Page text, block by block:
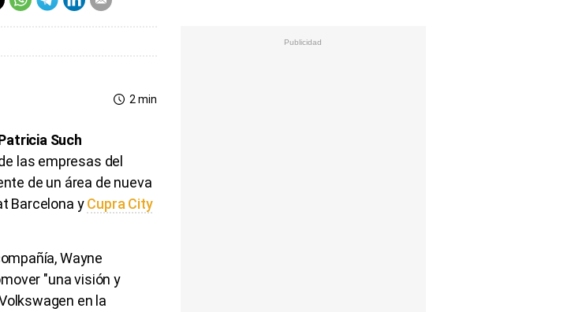
2 min
Such
las empresas del
de un área de nueva
Barcelona yCupra City
Wayne
"una visión y
en la